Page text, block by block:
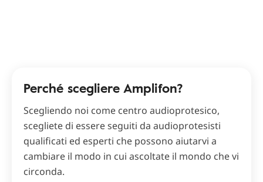
Perché scegliere Amplifon?
Scegliendo noi come centro audioprotesico,
scegliete di essere seguiti da audioprotesisti
qualificati ed esperti che possono aiutarvi a
cambiare il modo in cui ascoltate il mondo che vi
circonda.